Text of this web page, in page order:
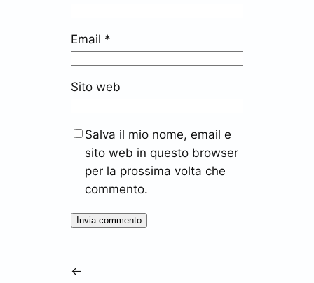
Email *
Sito web
Salva il mio nome, email e
sito web in questo browser
per la prossima volta che
commento.
←